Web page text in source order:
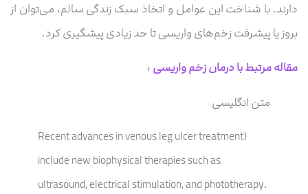
دارند. با شناخت این عوامل و اتخاذ سبک زندگی سالم، می‌توان از
بروز یا پیشرفت زخم‌های واریسی تا حد زیادی پیشگیری کرد.
مقاله مرتبط با درمان زخم واریسی :
متن انگلیسی
(Recent advances in venous leg ulcer treatment
include new biophysical therapies such as
ultrasound, electrical stimulation, and phototherapy.